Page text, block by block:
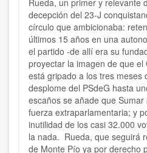
Rueda, un primer y relevante
decepción del 23-J
círculo que ambicionaba:
últimos 15 años en una
el partido -de allí era su
proyectar la imagen de que
está gripado a los tres meses
desplome del PSdeG hasta
escaños se añade que
fuerza extraparlamentaria; y
inutilidad de los casi 32.000
la nada. Rueda, que seguirá
de Monte Pío ya por derecho